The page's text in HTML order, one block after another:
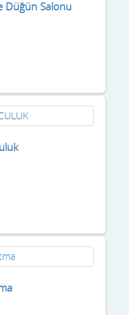
Düğün Salonu